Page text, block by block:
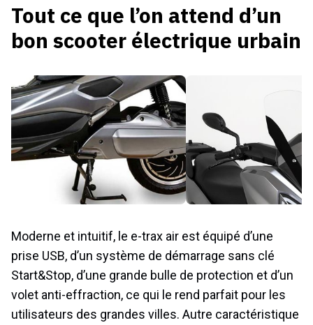
Tout ce que l’on attend d’un
bon scooter électrique urbain
Moderne et intuitif, le e-trax air est équipé d’une
prise USB, d’un système de démarrage sans clé
Start&Stop, d’une grande bulle de protection et d’un
volet anti-effraction, ce qui le rend parfait pour les
utilisateurs des grandes villes. Autre caractéristique